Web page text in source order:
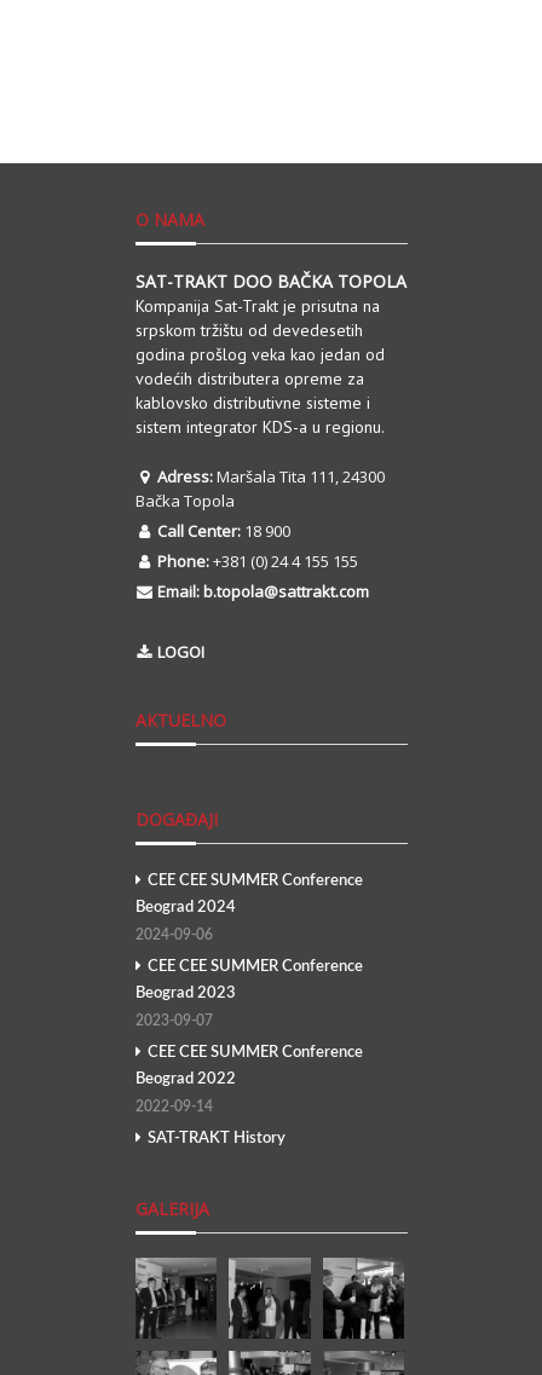
O NAMA
SAT-TRAKT DOO BAČKA TOPOLA
Kompanija Sat-Trakt je prisutna na
srpskom tržištu od devedesetih
godina prošlog veka kao jedan od
vodećih distributera opreme za
kablovsko distributivne sisteme i
sistem integrator KDS-a u regionu.
Adress:Maršala Tita 111, 24300
Bačka Topola
Call Center: 18 900
Phone:+381 (0) 24 4 155 155
Email:b.topola@sattrakt.com
LOGOI
AKTUELNO
DOGAĐAJI
CEE CEE SUMMER Conference
Beograd 2024
2024-09-06
CEE CEE SUMMER Conference
Beograd 2023
2023-09-07
CEE CEE SUMMER Conference
Beograd 2022
2022-09-14
SAT-TRAKT History
GALERIJA